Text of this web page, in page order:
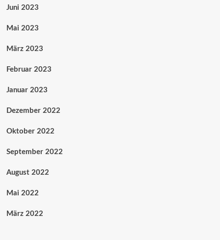
Juni 2023
Mai 2023
März 2023
Februar 2023
Januar 2023
Dezember 2022
Oktober 2022
September 2022
August 2022
Mai 2022
März 2022